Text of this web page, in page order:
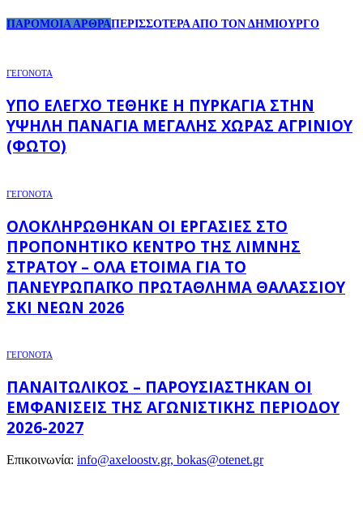
ΠΑΡΟΜΟΙΑ ΑΡΘΡΑΠΕΡΙΣΣΟΤΕΡΑ ΑΠΟ ΤΟΝ ΔΗΜΙΟΥΡΓΟ
ΓΕΓΟΝΟΤΑ
ΥΠΌ ΈΛΕΓΧΟ ΤΈΘΗΚΕ Η ΠΥΡΚΑΓΙΆ ΣΤΗΝ
ΥΨΗΛΉ ΠΑΝΑΓΙΆ ΜΕΓΆΛΗΣ ΧΏΡΑΣ ΑΓΡΙΝΊΟΥ
(ΦΩΤΌ)
ΓΕΓΟΝΟΤΑ
ΟΛΟΚΛΗΡΏΘΗΚΑΝ ΟΙ ΕΡΓΑΣΊΕΣ ΣΤΟ
ΠΡΟΠΟΝΗΤΙΚΌ ΚΈΝΤΡΟ ΤΗΣ ΛΊΜΝΗΣ
ΣΤΡΆΤΟΥ – ΌΛΑ ΈΤΟΙΜΑ ΓΙΑ ΤΟ
ΠΑΝΕΥΡΩΠΑΪΚΌ ΠΡΩΤΆΘΛΗΜΑ ΘΑΛΆΣΣΙΟΥ
ΣΚΙ ΝΈΩΝ 2026
ΓΕΓΟΝΟΤΑ
ΠΑΝΑΙΤΩΛΙΚΌΣ – ΠΑΡΟΥΣΙΆΣΤΗΚΑΝ ΟΙ
ΕΜΦΑΝΊΣΕΙΣ ΤΗΣ ΑΓΩΝΙΣΤΙΚΉΣ ΠΕΡΙΌΔΟΥ
2026-2027
Επικοινωνία: info@axeloostv.gr, bokas@otenet.gr